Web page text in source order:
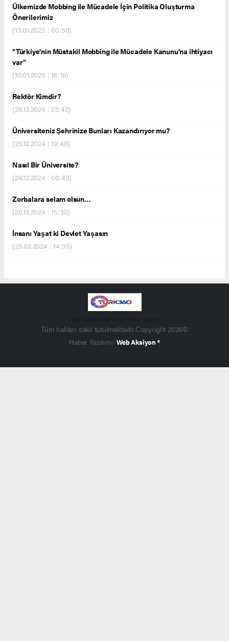
Ülkemizde Mobbing ile Mücadele İçin Politika Oluşturma
Önerilerimiz
(13.01.2025 : 00:50)
"Türkiye'nin Müstakil Mobbing ile Mücadele Kanunu'na ihtiyacı
var"
(10.01.2025 : 16:18)
Rektör Kimdir?
(29.12.2024 : 23:42)
Üniversiteniz Şehrinize Bunları Kazandırıyor mu?
(25.12.2024 : 19:48)
Nasıl Bir Üniversite?
(24.12.2024 : 00:43)
Zorbalara selam olsun…
(20.12.2024 : 15:30)
İnsanı Yaşat ki Devlet Yaşasın
(25.02.2024 : 14:35)
Tüm hakları saklı tutulmaktadır.Copyright 2026©
Haber Yazılımı:Web Aksiyon ®